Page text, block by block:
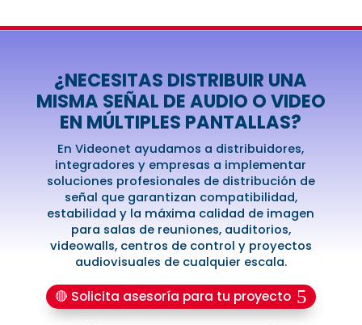
¿NECESITAS DISTRIBUIR UNA
MISMA SEÑAL DE AUDIO O VIDEO
EN MÚLTIPLES PANTALLAS?
En Videonet ayudamos a distribuidores,
integradores y empresas a implementar
soluciones profesionales de distribución de
señal que garantizan compatibilidad,
estabilidad y la máxima calidad de imagen
para salas de reuniones, auditorios,
videowalls, centros de control y proyectos
audiovisuales de cualquier escala.
🔴 Solicita asesoría para tu proyecto